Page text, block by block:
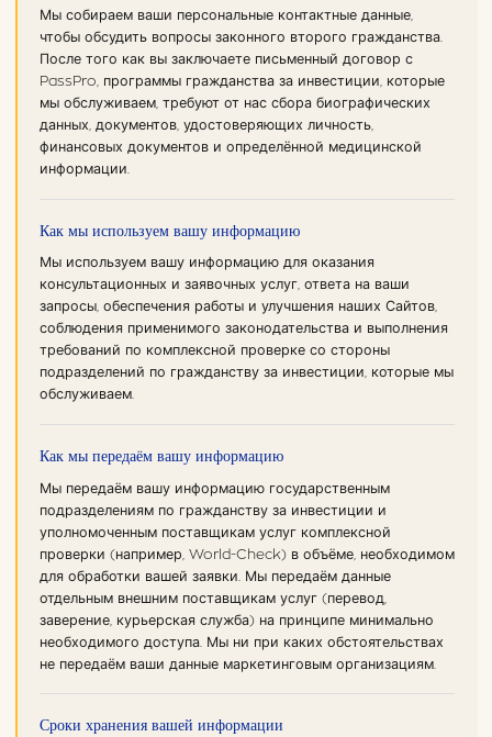
Мы собираем ваши персональные контактные данные,
чтобы обсудить вопросы законного второго гражданства.
После того как вы заключаете письменный договор с
PassPro, программы гражданства за инвестиции, которые
мы обслуживаем, требуют от нас сбора биографических
данных, документов, удостоверяющих личность,
финансовых документов и определённой медицинской
информации.
Как мы используем вашу информацию
Мы используем вашу информацию для оказания
консультационных и заявочных услуг, ответа на ваши
запросы, обеспечения работы и улучшения наших Сайтов,
соблюдения применимого законодательства и выполнения
требований по комплексной проверке со стороны
подразделений по гражданству за инвестиции, которые мы
обслуживаем.
Как мы передаём вашу информацию
Мы передаём вашу информацию государственным
подразделениям по гражданству за инвестиции и
уполномоченным поставщикам услуг комплексной
проверки (например, World-Check) в объёме, необходимом
для обработки вашей заявки. Мы передаём данные
отдельным внешним поставщикам услуг (перевод,
заверение, курьерская служба) на принципе минимально
необходимого доступа. Мы ни при каких обстоятельствах
не передаём ваши данные маркетинговым организациям.
Сроки хранения вашей информации